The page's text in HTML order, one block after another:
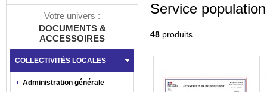
Service population
48 produits
Votre univers :
DOCUMENTS &
ACCESSOIRES
COLLECTIVITÉS LOCALES
Administration générale